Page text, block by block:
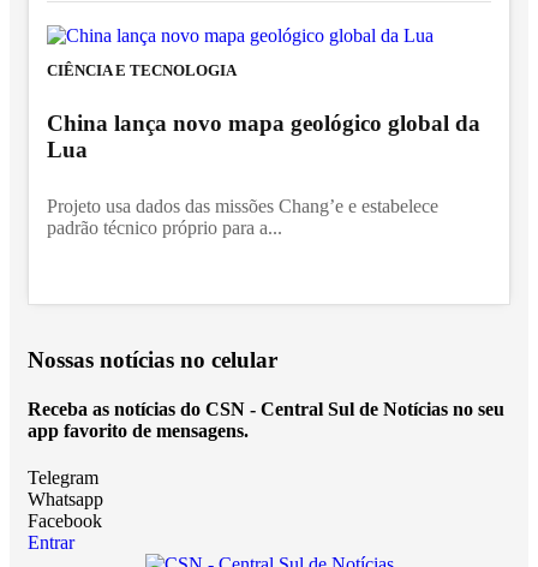
CIÊNCIA E TECNOLOGIA
China lança novo mapa geológico global da
Lua
Projeto usa dados das missões Chang’e e estabelece
padrão técnico próprio para a...
Nossas notícias no celular
Receba as notícias do CSN - Central Sul de Notícias no seu
app favorito de mensagens.
Telegram
Whatsapp
Facebook
Entrar